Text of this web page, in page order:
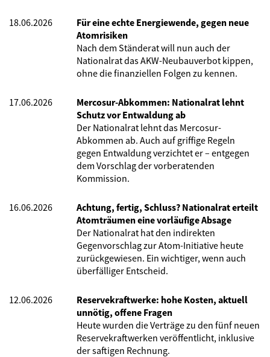
18.06.2026
Für eine echte Energiewende, gegen neue
Atomrisiken
Nach dem Ständerat will nun auch der
Nationalrat das AKW-Neubauverbot kippen,
ohne die finanziellen Folgen zu kennen.
17.06.2026
Mercosur-Abkommen: Nationalrat lehnt
Schutz vor Entwaldung ab
Der Nationalrat lehnt das Mercosur-
Abkommen ab. Auch auf griffige Regeln
gegen Entwaldung verzichtet er – entgegen
dem Vorschlag der vorberatenden
Kommission.
16.06.2026
Achtung, fertig, Schluss? Nationalrat erteilt
Atomträumen eine vorläufige Absage
Der Nationalrat hat den indirekten
Gegenvorschlag zur Atom-Initiative heute
zurückgewiesen. Ein wichtiger, wenn auch
überfälliger Entscheid.
12.06.2026
Reservekraftwerke: hohe Kosten, aktuell
unnötig, offene Fragen
Heute wurden die Verträge zu den fünf neuen
Reservekraftwerken veröffentlicht, inklusive
der saftigen Rechnung.